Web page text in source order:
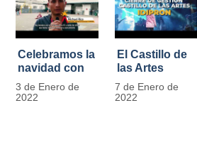
Celebramos la
navidad con
los Niños y
Niñas de los
3 de Enero de
2022
El Castillo de
las Artes
celebra su
primer año
7 de Enero de
2022